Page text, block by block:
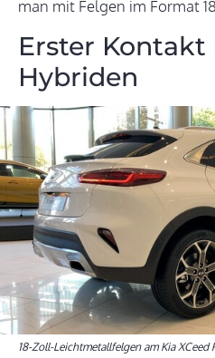
man mit Felgen im Format
Erster
Hybriden
18-Zoll-Leichtmetallfelgen am Kia XCeed